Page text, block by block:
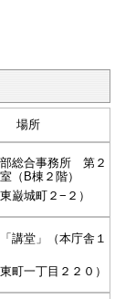
場所
総合事務所 第２
（B棟２階）
巌城町２−２）
講堂」（本庁舎１
町一丁目２２０）